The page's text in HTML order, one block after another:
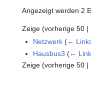
Angezeigt werden 2
Zeige (vorherige 50 |
Netzwerk (←
Hausbus3 (←
Zeige (vorherige 50 |